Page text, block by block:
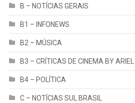
B – NOTÍCIAS GERAIS
B1 – INFONEWS
B2 – MÚSICA
B3 – CRÍTICAS DE CINEMA BY ARIEL
B4 – POLÍTICA
C – NOTÍCIAS SUL BRASIL